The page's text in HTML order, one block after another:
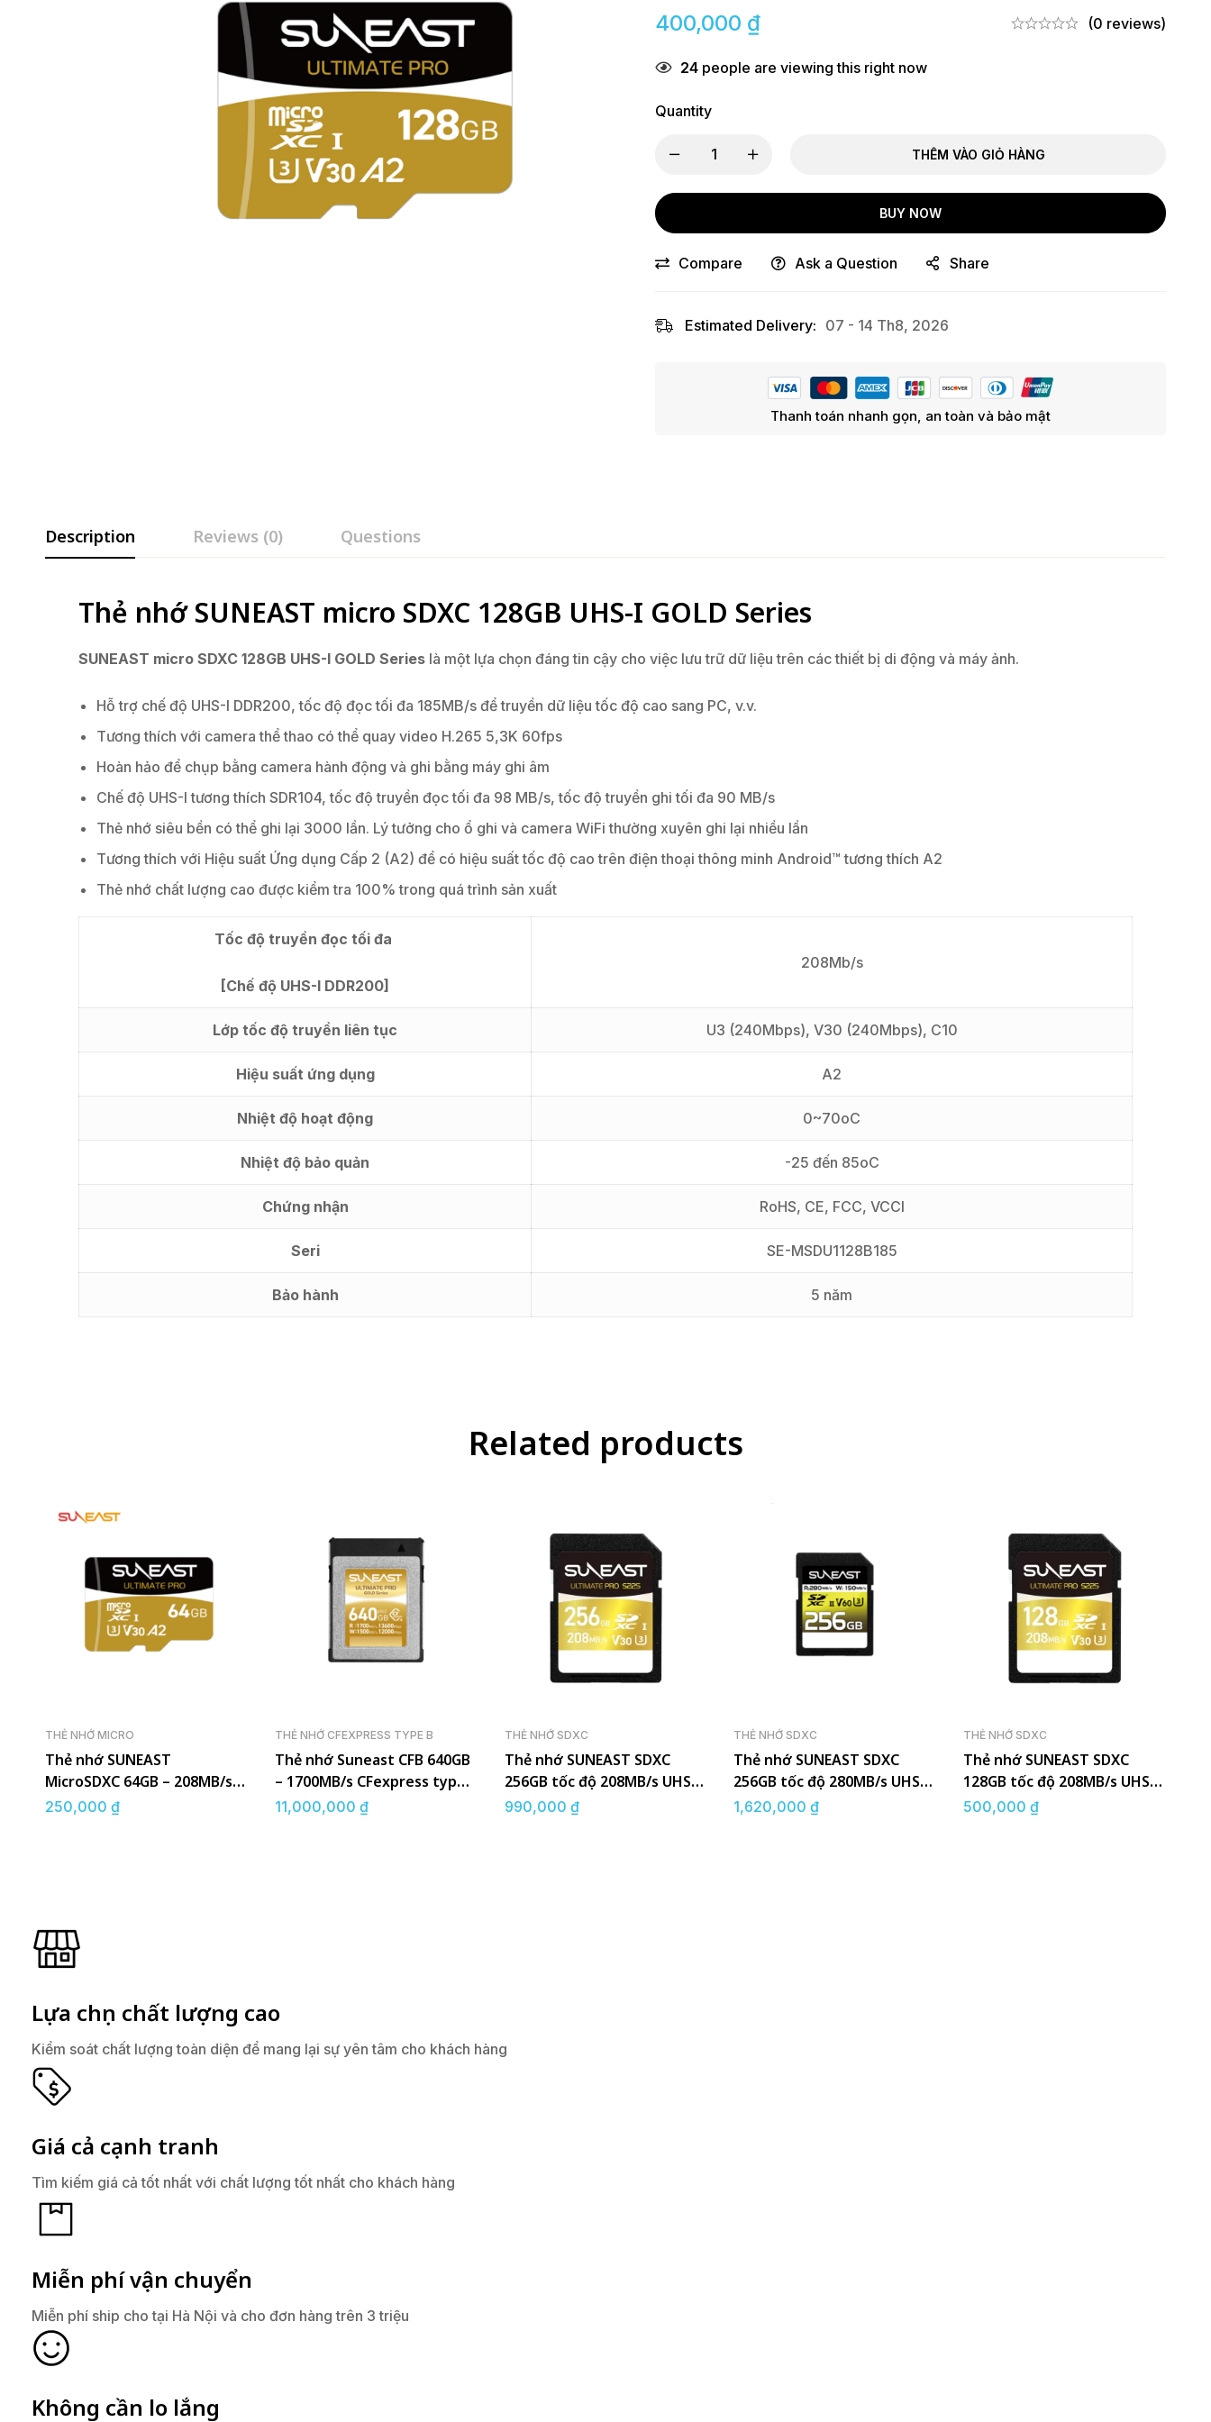
400,000 ₫ (0 reviews)
24 people are viewing this right now
Quantity
THÊM VÀO GIỎ HÀNG
BUY NOW
Compare Ask a Question Share
Estimated Delivery: 07 - 14 Th8, 2026
Thanh toán nhanh gọn, an toàn và bảo mật
Description Reviews (0) Questions
Thẻ nhớ SUNEAST micro SDXC 128GB UHS-I GOLD Series
SUNEAST micro SDXC 128GB UHS-I GOLD Series là một lựa chọn đáng tin cậy cho việc lưu trữ dữ liệu trên các thiết bị di động và máy ảnh.
Hỗ trợ chế độ UHS-I DDR200, tốc độ đọc tối đa 185MB/s để truyền dữ liệu tốc độ cao sang PC, v.v.
Tương thích với camera thể thao có thể quay video H.265 5,3K 60fps
Hoàn hảo để chụp bằng camera hành động và ghi bằng máy ghi âm
Chế độ UHS-I tương thích SDR104, tốc độ truyền đọc tối đa 98 MB/s, tốc độ truyền ghi tối đa 90 MB/s
Thẻ nhớ siêu bền có thể ghi lại 3000 lần. Lý tưởng cho ổ ghi và camera WiFi thường xuyên ghi lại nhiều lần
Tương thích với Hiệu suất Ứng dụng Cấp 2 (A2) để có hiệu suất tốc độ cao trên điện thoại thông minh Android™ tương thích A2
Thẻ nhớ chất lượng cao được kiểm tra 100% trong quá trình sản xuất
Tốc độ truyền đọc tối đa
[Chế độ UHS-I DDR200]
208Mb/s
Lớp tốc độ truyền liên tục U3 (240Mbps), V30 (240Mbps), C10
Hiệu suất ứng dụng A2
Nhiệt độ hoạt động 0~70oC
Nhiệt độ bảo quản -25 đến 85oC
Chứng nhận RoHS, CE, FCC, VCCl
Seri SE-MSDU1128B185
Bảo hành 5 năm
Related products
THẺ NHỚ MICRO
Thẻ nhớ SUNEAST
MicroSDXC 64GB – 208MB/s
UHS-I V30 GOLD Series
250,000 ₫
THẺ NHỚ CFEXPRESS TYPE B
Thẻ nhớ Suneast CFB 640GB
– 1700MB/s CFexpress type
B Gold Series
11,000,000 ₫
THẺ NHỚ SDXC
Thẻ nhớ SUNEAST SDXC
256GB tốc độ 208MB/s UHS-I
V30
990,000 ₫
THẺ NHỚ SDXC
Thẻ nhớ SUNEAST SDXC
256GB tốc độ 280MB/s UHS-
II V60 U3
1,620,000₫
THẺ NHỚ SDXC
Thẻ nhớ SUNEAST SDXC
128GB tốc độ 208MB/s UHS-I
V30
500,000₫
Lựa chọn chất lượng cao
Kiểm soát chất lượng toàn diện để mang lại sự yên tâm cho khách hàng
Giá cả cạnh tranh
Tìm kiếm giá cả tốt nhất với chất lượng tốt nhất cho khách hàng
Miễn phí vận chuyển
Miễn phí ship cho tại Hà Nội và cho đơn hàng trên 3 triệu
Không cần lo lắng